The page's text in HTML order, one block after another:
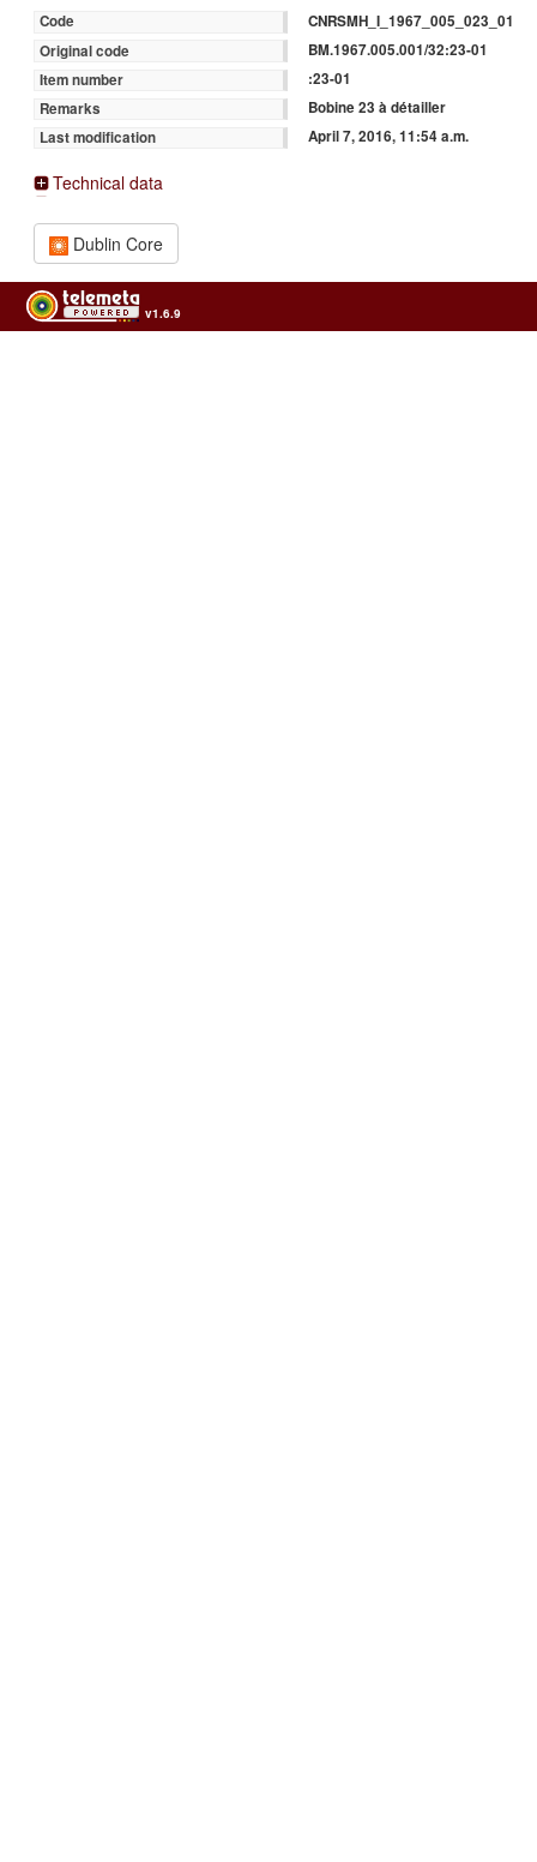
Code
CNRSMH_I_1967_005_023_01
Original code
BM.1967.005.001/32:23-01
Item number
:23-01
Remarks
Bobine 23 à détailler
Last modification
April 7, 2016, 11:54 a.m.
Technical data
Dublin Core
v1.6.9